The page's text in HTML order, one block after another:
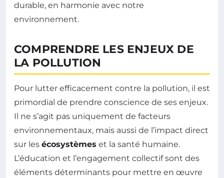
durable, en harmonie avec notre
environnement.
COMPRENDRE LES ENJEUX DE
LA POLLUTION
Pour lutter efficacement contre la pollution, il est
primordial de prendre conscience de ses enjeux.
Il ne s’agit pas uniquement de facteurs
environnementaux, mais aussi de l’impact direct
sur les écosystèmes et la santé humaine.
L’éducation et l’engagement collectif sont des
éléments déterminants pour mettre en œuvre